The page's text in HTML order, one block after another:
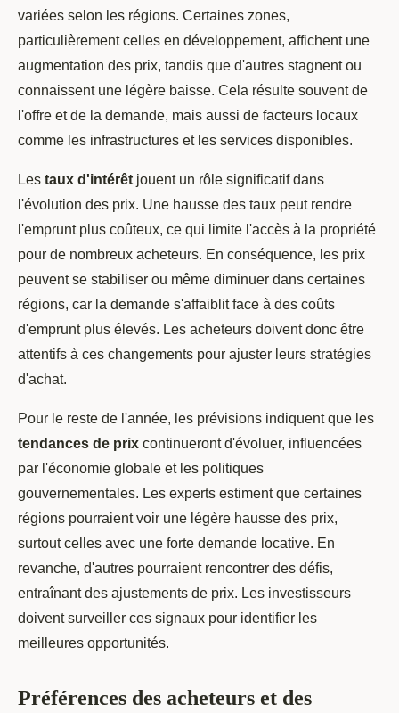
variées selon les régions. Certaines zones,
particulièrement celles en développement, affichent une
augmentation des prix, tandis que d'autres stagnent ou
connaissent une légère baisse. Cela résulte souvent de
l'offre et de la demande, mais aussi de facteurs locaux
comme les infrastructures et les services disponibles.
Les taux d'intérêt jouent un rôle significatif dans
l'évolution des prix. Une hausse des taux peut rendre
l'emprunt plus coûteux, ce qui limite l'accès à la propriété
pour de nombreux acheteurs. En conséquence, les prix
peuvent se stabiliser ou même diminuer dans certaines
régions, car la demande s'affaiblit face à des coûts
d'emprunt plus élevés. Les acheteurs doivent donc être
attentifs à ces changements pour ajuster leurs stratégies
d'achat.
Pour le reste de l'année, les prévisions indiquent que les
tendances de prix continueront d'évoluer, influencées
par l'économie globale et les politiques
gouvernementales. Les experts estiment que certaines
régions pourraient voir une légère hausse des prix,
surtout celles avec une forte demande locative. En
revanche, d'autres pourraient rencontrer des défis,
entraînant des ajustements de prix. Les investisseurs
doivent surveiller ces signaux pour identifier les
meilleures opportunités.
Préférences des acheteurs et des